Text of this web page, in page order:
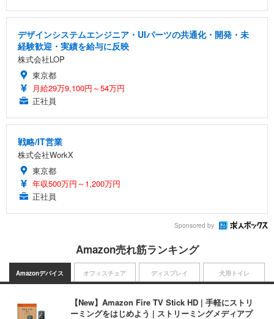
デザインシステムエンジニア・UIパーツの共通化・開発・未
経験歓迎・実績を給与に反映
株式会社LOP
東京都
月給29万9,100円～54万円
正社員
戦略/IT営業
株式会社WorkX
東京都
年収500万円～1,200万円
正社員
Sponsored by
Amazon売れ筋ランキング
Amazonデバイス
【New】Amazon Fire TV Stick HD | 手軽にストリ
ーミングをはじめよう | ストリーミングメディアプ
オフィスチェア ディスプレイ 犬用トイレ